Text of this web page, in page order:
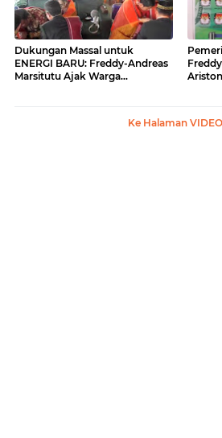
Dukungan Massal untuk
ENERGI BARU: Freddy-Andreas
Marsitutu Ajak Warga
Ke Halaman VIDEO